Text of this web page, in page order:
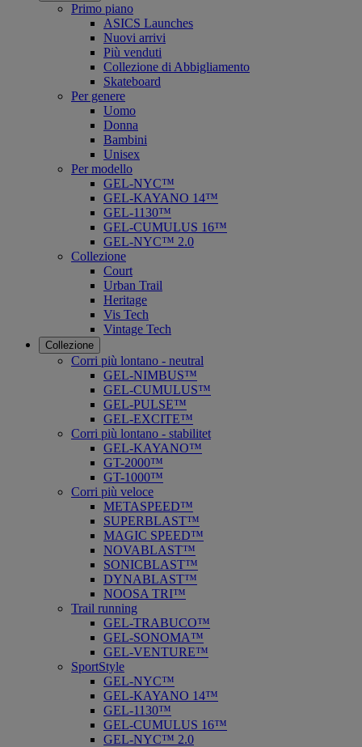
Primo piano
ASICS Launches
Nuovi arrivi
Più venduti
Collezione di Abbigliamento
Skateboard
Per genere
Uomo
Donna
Bambini
Unisex
Per modello
GEL-NYC™
GEL-KAYANO 14™
GEL-1130™
GEL-CUMULUS 16™
GEL-NYC™ 2.0
Collezione
Court
Urban Trail
Heritage
Vis Tech
Vintage Tech
Collezione
Corri più lontano - neutral
GEL-NIMBUS™
GEL-CUMULUS™
GEL-PULSE™
GEL-EXCITE™
Corri più lontano - stabilitet
GEL-KAYANO™
GT-2000™
GT-1000™
Corri più veloce
METASPEED™
SUPERBLAST™
MAGIC SPEED™
NOVABLAST™
SONICBLAST™
DYNABLAST™
NOOSA TRI™
Trail running
GEL-TRABUCO™
GEL-SONOMA™
GEL-VENTURE™
SportStyle
GEL-NYC™
GEL-KAYANO 14™
GEL-1130™
GEL-CUMULUS 16™
GEL-NYC™ 2.0